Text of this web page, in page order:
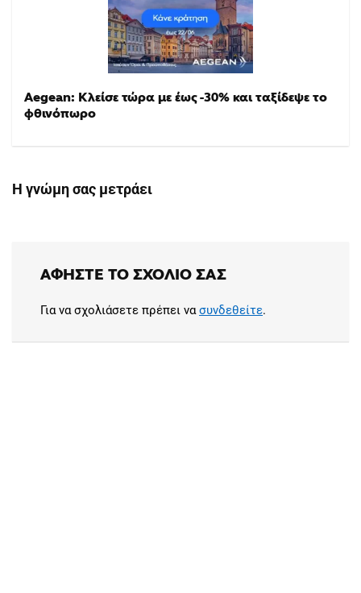
Aegean: Κλείσε τώρα με έως -30% και ταξίδεψε το
φθινόπωρο
Η γνώμη σας μετράει
ΑΦΉΣΤΕ ΤΟ ΣΧΌΛΙΟ ΣΑΣ
Για να σχολιάσετε πρέπει νασυνδεθείτε.